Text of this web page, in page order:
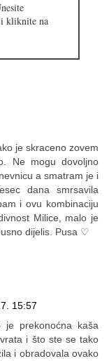
kliknite na
je skraceno zovem
Ne mogu dovoljno
a smatram je i
dana smrsavila
i ovu kombinaciju
Milice, malo je
dijelis. Pusa ♡
15:57
prekonoćna kaša
i što ste se tako
i obradovala ovako